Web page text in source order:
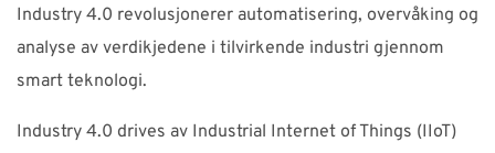
Industry 4.0 revolusjonerer automatisering, overvåking og
analyse av verdikjedene i tilvirkende industri gjennom
smart teknologi.
Industry 4.0 drives av Industrial Internet of Things (IIoT)